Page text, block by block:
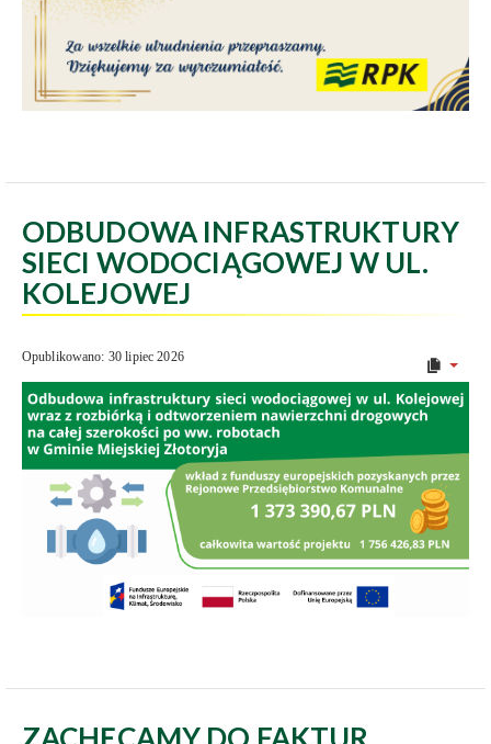
ODBUDOWA INFRASTRUKTURY
SIECI WODOCIĄGOWEJ W UL.
KOLEJOWEJ
Opublikowano: 30 lipiec 2026